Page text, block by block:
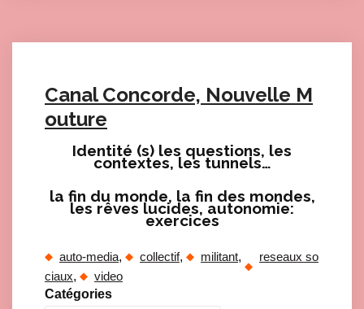
Canal Concorde, Nouvelle M
outure
Identité (s) les questions, les
contextes, les tunnels…
Click here to accept Marketing cookies and load this content
la fin du monde, la fin des mondes,
les rêves lucides, autonomie:
exercices
Click here to accept Marketing cookies and load this content
auto-media, collectif, militant,
reseaux so
ciaux, video
Catégories